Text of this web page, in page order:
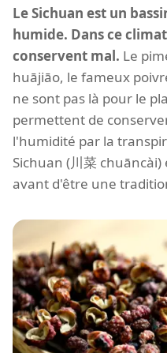
Le Sichuan est un
humide. Dans ce
conservent mal. Le
huājiāo, le fameux
ne sont pas là pour le
permettent de
l'humidité par la
Sichuan (川菜
avant d'être une